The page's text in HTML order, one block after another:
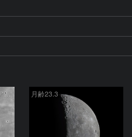
コペルニクス、カルパチア山脈付近 月齢23.3